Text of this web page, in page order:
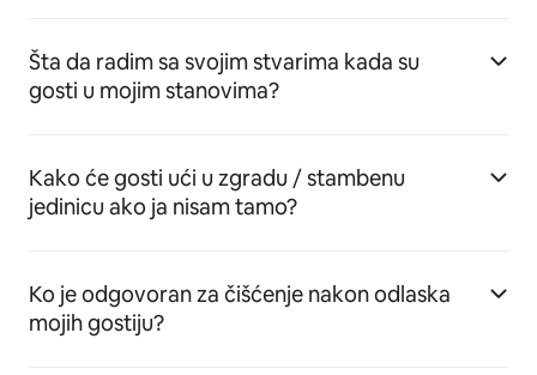
Šta da radim sa svojim stvarima kada su
gosti u mojim stanovima?
Kako će gosti ući u zgradu / stambenu
jedinicu ako ja nisam tamo?
Ko je odgovoran za čišćenje nakon odlaska
mojih gostiju?